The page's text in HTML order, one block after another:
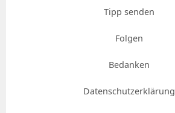
Tipp senden
Folgen
Bedanken
Datenschutzerklärung